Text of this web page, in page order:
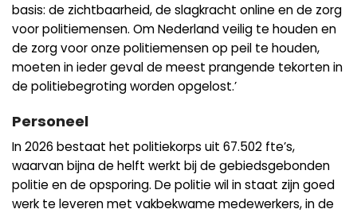
basis: de zichtbaarheid, de slagkracht online en de zorg
voor politiemensen. Om Nederland veilig te houden en
de zorg voor onze politiemensen op peil te houden,
moeten in ieder geval de meest prangende tekorten in
de politiebegroting worden opgelost.’
Personeel
In 2026 bestaat het politiekorps uit 67.502 fte’s,
waarvan bijna de helft werkt bij de gebiedsgebonden
politie en de opsporing. De politie wil in staat zijn goed
werk te leveren met vakbekwame medewerkers, in de